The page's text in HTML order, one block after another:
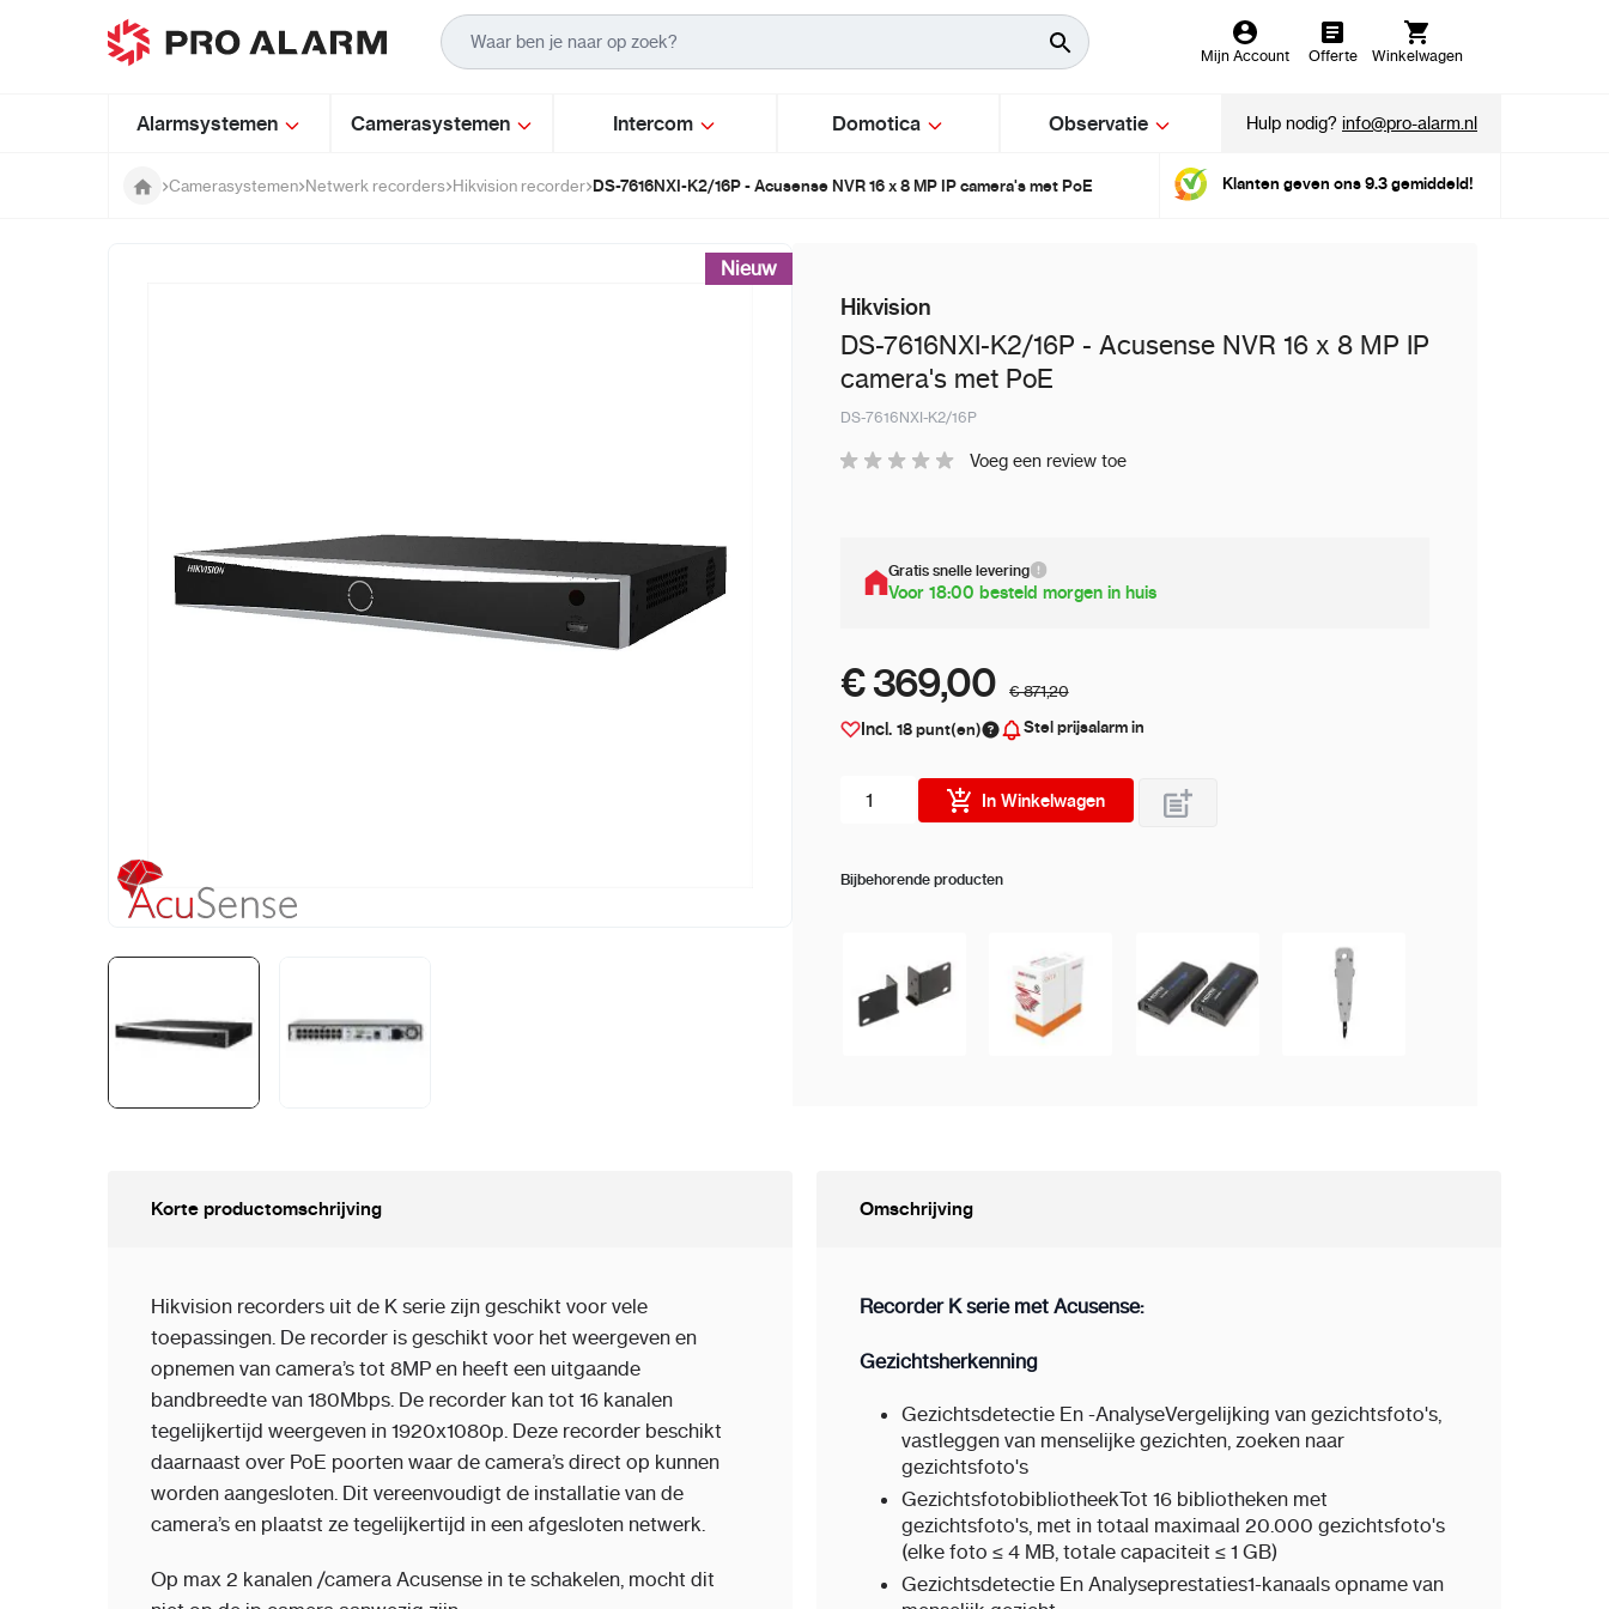
Ga naar de inhoud
Mijn Account Offerte Winkelwagen
Alarmsystemen Camerasystemen Intercom Domotica Observatie Hulp nodig?info@pro-alarm.nl
Camerasystemen Netwerk recorders Hikvision recorder DS-7616NXI-K2/16P - Acusense NVR 16 x 8 MP IP camera's met PoE Klanten geven ons 9.3 gemiddeld!
Nieuw
Hikvision
DS-7616NXI-K2/16P - Acusense NVR 16 x 8 MP IP
camera's met PoE
DS-7616NXI-K2/16P
Voeg een review toe
Gratis snelle levering
Voor 18:00 besteld morgen in huis
€ 369,00 € 871,20
Incl. 18punt(en) Stel prijsalarm in
Aantal stuks
In Winkelwagen
Bijbehorende producten
Korte productomschrijving
Hikvision recorders uit de K serie zijn geschikt voor vele
toepassingen. De recorder is geschikt voor het weergeven en
opnemen van camera’s tot 8MP en heeft een uitgaande
bandbreedte van 180Mbps. De recorder kan tot 16 kanalen
tegelijkertijd weergeven in 1920x1080p. Deze recorder beschikt
daarnaast over PoE poorten waar de camera’s direct op kunnen
worden aangesloten. Dit vereenvoudigt de installatie van de
camera’s en plaatst ze tegelijkertijd in een afgesloten netwerk.
Op max 2 kanalen /camera Acusense in te schakelen, mocht dit
Omschrijving
Recorder K serie met Acusense:
Gezichtsherkenning
Gezichtsdetectie En -AnalyseVergelijking van gezichtsfoto's,
vastleggen van menselijke gezichten, zoeken naar
gezichtsfoto's
GezichtsfotobibliotheekTot 16 bibliotheken met
gezichtsfoto's, met in totaal maximaal 20.000 gezichtsfoto's
(elke foto ≤ 4 MB, totale capaciteit ≤ 1 GB)
Gezichtsdetectie En Analyseprestaties1-kanaals opname van